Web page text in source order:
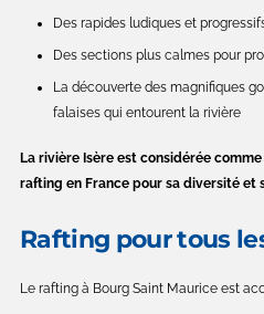
Des rapides ludiques et
Des sections plus calmes pour
La découverte des magnifiques
falaises qui entourent la rivière
La rivière Isère est considérée
rafting en France pour sa diversité et
Rafting pour tous
Le rafting à Bourg Saint Maurice est